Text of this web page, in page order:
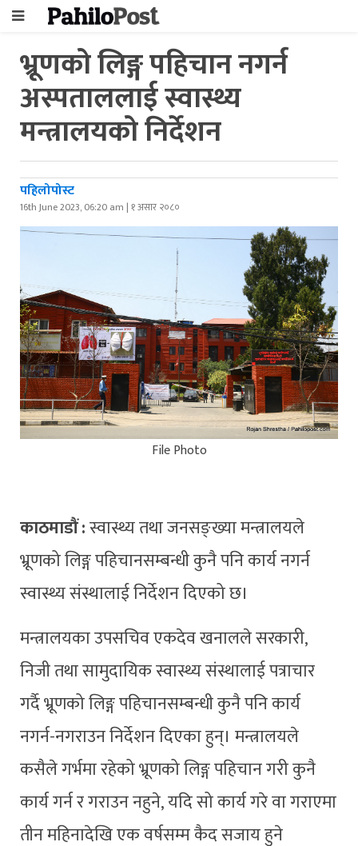
भ्रूणको लिङ्ग पहिचान नगर्न
अस्पताललाई स्वास्थ्य
मन्त्रालयको निर्देशन
पहिलोपोस्ट
16th June 2023, 06:20 am | १ असार २०८०
File Photo
काठमाडौं :स्वास्थ्य तथा जनसङ्ख्या मन्त्रालयले
भ्रूणको लिङ्ग पहिचानसम्बन्धी कुनै पनि कार्य नगर्न
स्वास्थ्य संस्थालाई निर्देशन दिएको छ।
मन्त्रालयका उपसचिव एकदेव खनालले सरकारी,
निजी तथा सामुदायिक स्वास्थ्य संस्थालाई पत्राचार
गर्दै भ्रूणको लिङ्ग पहिचानसम्बन्धी कुनै पनि कार्य
नगर्न-नगराउन निर्देशन दिएका हुन्। मन्त्रालयले
कसैले गर्भमा रहेको भ्रूणको लिङ्ग पहिचान गरी कुनै
कार्य गर्न र गराउन नहुने, यदि सो कार्य गरे वा गराएमा
तीन महिनादेखि एक वर्षसम्म कैद सजाय हुने